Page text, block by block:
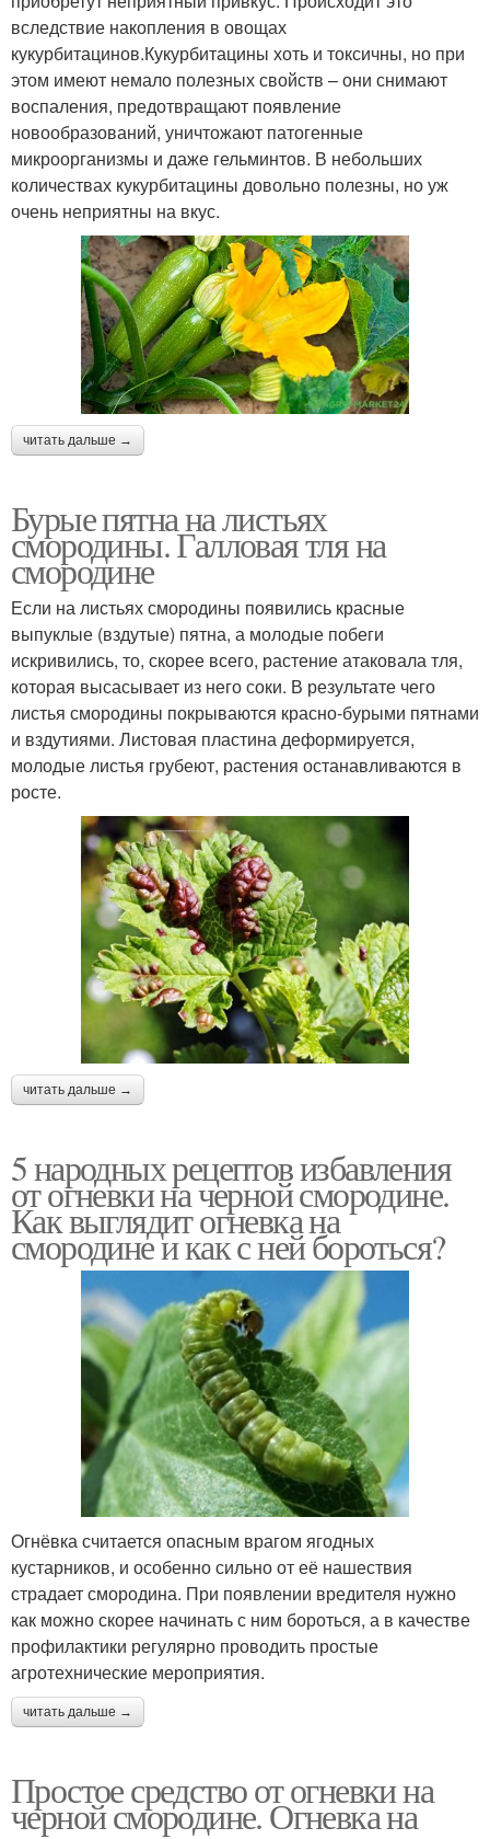
вследствие накопления в овощах
кукурбитацинов.Кукурбитацины хоть и токсичны, но при
этом имеют немало полезных свойств – они снимают
воспаления, предотвращают появление
новообразований, уничтожают патогенные
микроорганизмы и даже гельминтов. В небольших
количествах кукурбитацины довольно полезны, но уж
очень неприятны на вкус.
читать дальше →
Бурые пятна на листьях
смородины. Галловая тля на
смородине
Если на листьях смородины появились красные
выпуклые (вздутые) пятна, а молодые побеги
искривились, то, скорее всего, растение атаковала тля,
которая высасывает из него соки. В результате чего
листья смородины покрываются красно-бурыми пятнами
и вздутиями. Листовая пластина деформируется,
молодые листья грубеют, растения останавливаются в
росте.
читать дальше →
5 народных рецептов избавления
от огневки на черной смородине.
Как выглядит огневка на
смородине и как с ней бороться?
Огнёвка считается опасным врагом ягодных
кустарников, и особенно сильно от её нашествия
страдает смородина. При появлении вредителя нужно
как можно скорее начинать с ним бороться, а в качестве
профилактики регулярно проводить простые
агротехнические мероприятия.
читать дальше →
Простое средство от огневки на
черной смородине. Огневка на